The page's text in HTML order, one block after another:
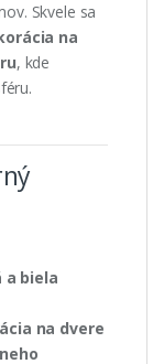
Skvele sa
na
, kde
a biela
na dvere